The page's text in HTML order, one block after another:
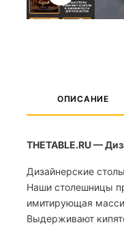
ОПИСАНИЕ
THETABLE.RU —
Дизайнерские
Наши столешницы
имитирующая
Выдерживают